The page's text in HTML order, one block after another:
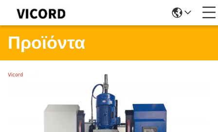
Προϊόντα